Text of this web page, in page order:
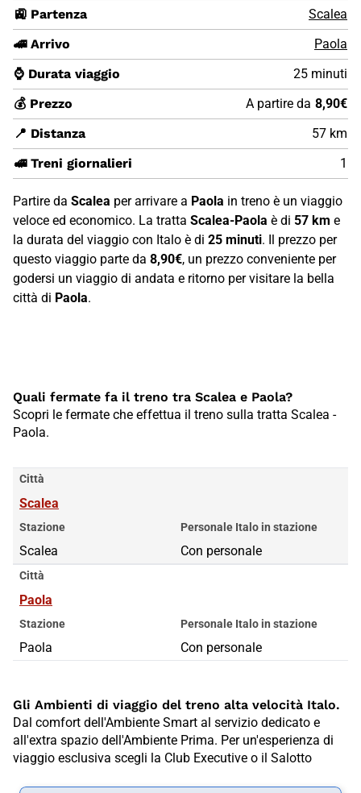
🚉 Partenza
Scalea
🚄 Arrivo
Paola
⌚ Durata viaggio
25 minuti
💰 Prezzo
A partire da 8,90€
📍 Distanza
57 km
🚅 Treni giornalieri
1
Partire da Scalea per arrivare a Paola in treno è un viaggio
veloce ed economico. La tratta Scalea-Paola è di 57 km e
la durata del viaggio con Italo è di 25 minuti. Il prezzo per
questo viaggio parte da 8,90€, un prezzo conveniente per
godersi un viaggio di andata e ritorno per visitare la bella
città di Paola.
Quali fermate fa il treno tra Scalea e Paola?
Scopri le fermate che effettua il treno sulla tratta Scalea -
Paola.
Città
Scalea
Stazione
Scalea
Personale Italo in stazione
Con personale
Città
Paola
Stazione
Paola
Personale Italo in stazione
Con personale
Gli Ambienti di viaggio del treno alta velocità Italo.
Dal comfort dell'Ambiente Smart al servizio dedicato e
all'extra spazio dell'Ambiente Prima. Per un'esperienza di
viaggio esclusiva scegli la Club Executive o il Salotto